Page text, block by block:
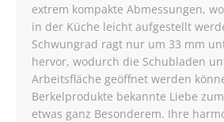
extrem kompakte Abmessungen,
in der Küche leicht aufgestellt
Schwungrad ragt nur um 33 mm
hervor, wodurch die Schubladen
Arbeitsfläche geöffnet werden
Berkelprodukte bekannte Liebe
etwas ganz Besonderem. Ihre